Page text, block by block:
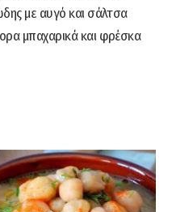
με αυγό και σάλτσα
μπαχαρικά και φρέσκα